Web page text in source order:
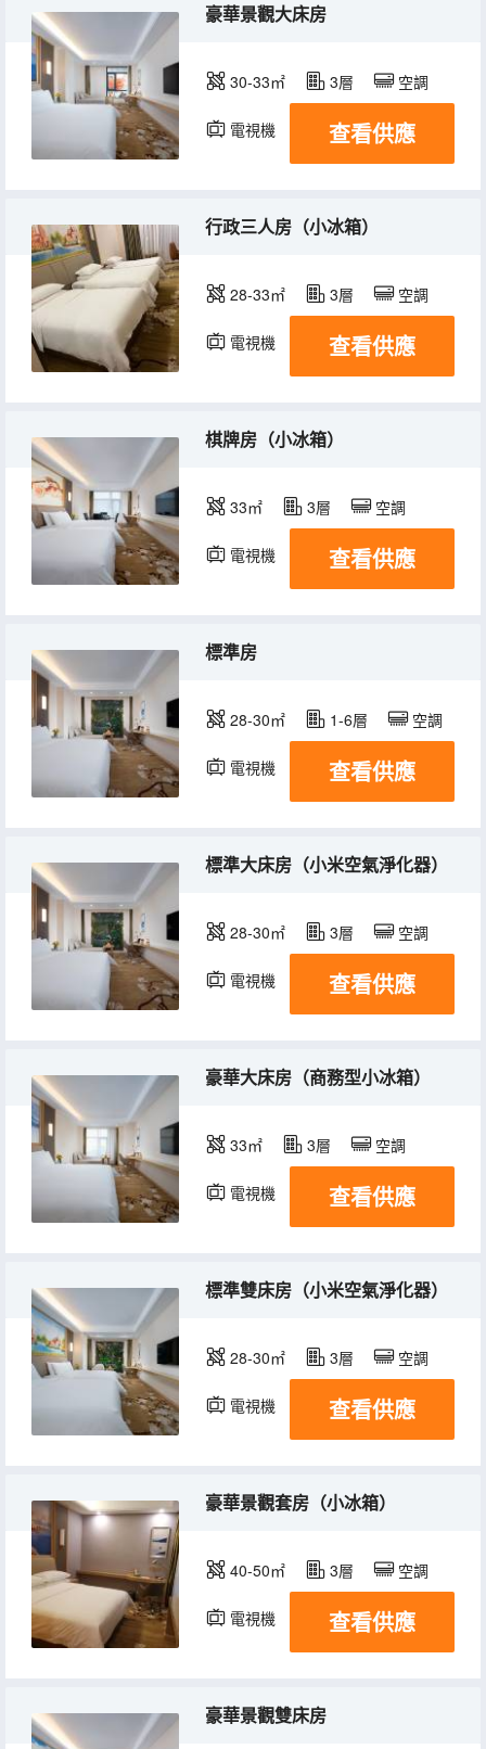
豪華景觀大床房
30-33㎡ 3層 空調
電視機 查看供應
行政三人房（小冰箱）
28-33㎡ 3層 空調
電視機 查看供應
棋牌房（小冰箱）
33㎡ 3層 空調
電視機 查看供應
標準房
28-30㎡ 1-6層 空調
電視機 查看供應
標準大床房（小米空氣淨化器）
28-30㎡ 3層 空調
電視機 查看供應
豪華大床房（商務型小冰箱）
33㎡ 3層 空調
電視機 冰箱
查看供應
標準雙床房（小米空氣淨化器）
28-30㎡ 3層 空調
電視機 查看供應
豪華景觀套房（小冰箱）
40-50㎡ 3層 空調
電視機 查看供應
豪華景觀雙床房